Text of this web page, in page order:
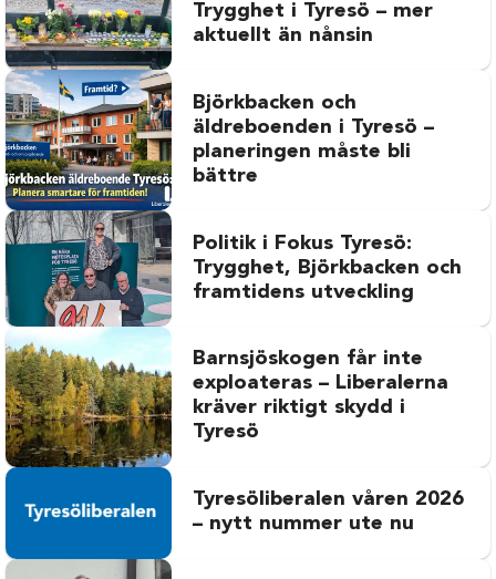
Trygghet i Tyresö – mer
aktuellt än nånsin
Björkbacken och
äldreboenden i Tyresö –
planeringen måste bli
bättre
Politik i Fokus Tyresö:
Trygghet, Björkbacken och
framtidens utveckling
Barnsjöskogen får inte
exploateras – Liberalerna
kräver riktigt skydd i
Tyresö
Tyresöliberalen våren 2026
– nytt nummer ute nu